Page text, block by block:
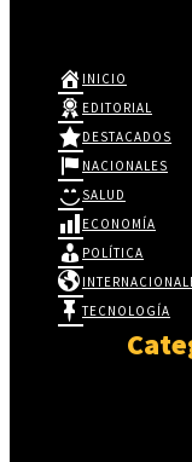
INICIO
EDITORIAL
DESTACADOS
NACIONALES
SALUD
ECONOMÍA
POLÍTICA
TECNOLOGÍA